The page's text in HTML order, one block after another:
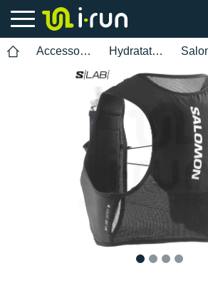
Accessoires Hydratatie-zakken